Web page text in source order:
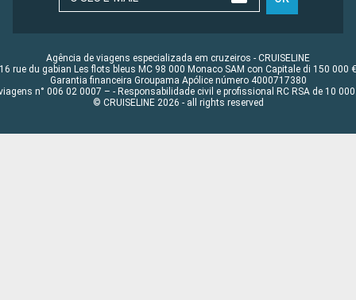
Agência de viagens especializada em cruzeiros - CRUISELINE
16 rue du gabian Les flots bleus MC 98 000 Monaco SAM con Capitale di 150 000 €
Garantia financeira Groupama Apólice número 4000717380
n° 006 02 0007 – - Responsabilidade civil e profissional RC RSA de 10 000
© CRUISELINE 2026 - all rights reserved